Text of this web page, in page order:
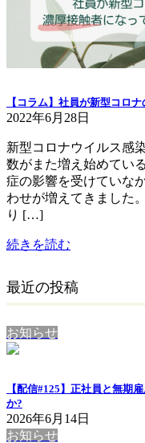
【コラム】社員が新型コロ
2022年6月28日
新型コロナウイルス感
数がまた増え始めてい
症の影響を受けていな
わせが増えてきました
り […]
続きを読む
最近の投稿
お知らせ
【配信#125】正社員と無期
か?
2026年6月14日
お知らせ